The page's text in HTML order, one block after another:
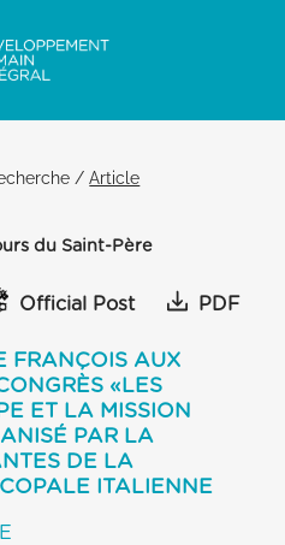
/Article
du Saint-Père
Official Post PDF
FRANÇOIS AUX
«LES
ET LA MISSION
PAR LA
DE LA
ITALIENNE